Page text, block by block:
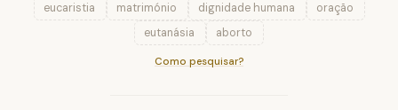
eucaristia matrimónio dignidade humana
oração
eutanásia
aborto
Como pesquisar?